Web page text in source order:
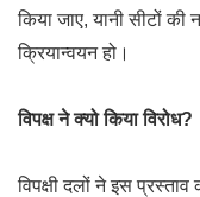
किया जाए, यानी सीटों की
क्रियान्वयन हो।
विपक्ष ने क्यो किया विरोध?
विपक्षी दलों ने इस